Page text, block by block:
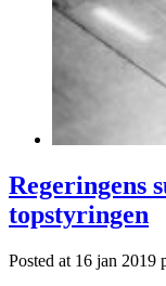
Regeringens
topstyringen
Posted at 16 jan 2019